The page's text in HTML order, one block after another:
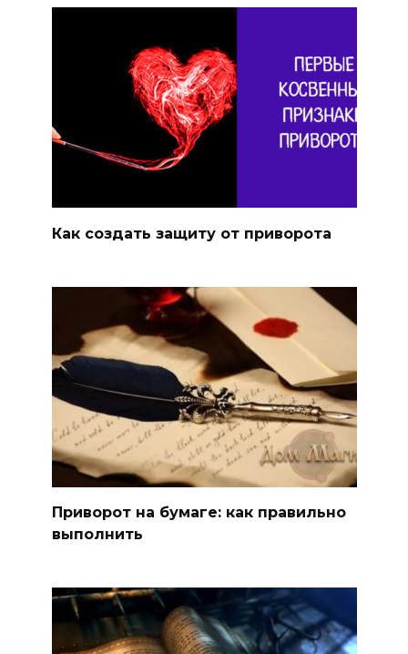
Как создать защиту от приворота
Приворот на бумаге: как правильно
выполнить